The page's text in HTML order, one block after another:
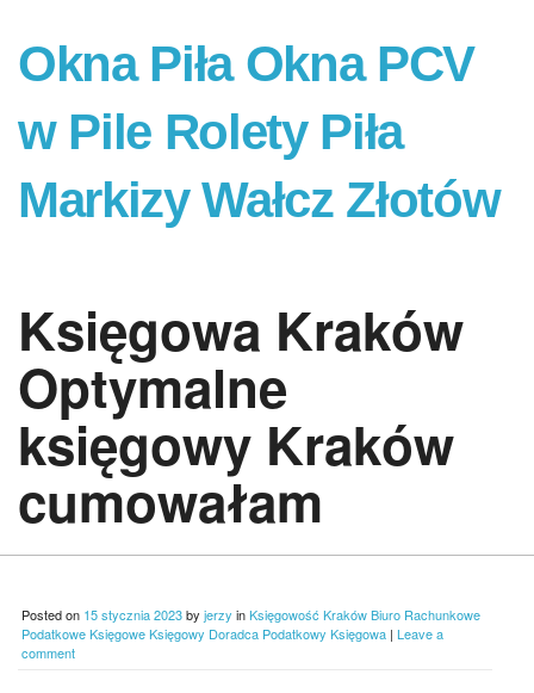
Okna Piła Okna PCV
w Pile Rolety Piła
Markizy Wałcz Złotów
Księgowa Kraków
Optymalne
księgowy Kraków
cumowałam
Posted on 15 stycznia 2023by jerzy inKsięgowość Kraków Biuro Rachunkowe
Podatkowe Księgowe Księgowy Doradca Podatkowy Księgowa | Leave a
comment